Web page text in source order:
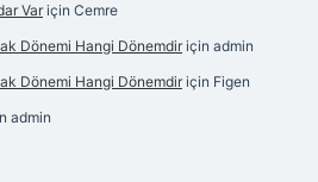
Var için Cemre
Dönemi Hangi Dönemdir için admin
Dönemi Hangi Dönemdir için Figen
admin